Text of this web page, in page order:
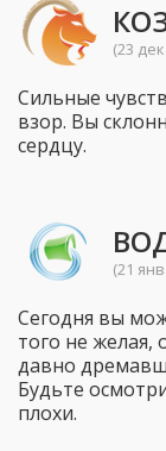
(23
Сильные
взор. Вы
сердцу.
(21
Сегодня вы
того не желая,
давно
Будьте
плохи.